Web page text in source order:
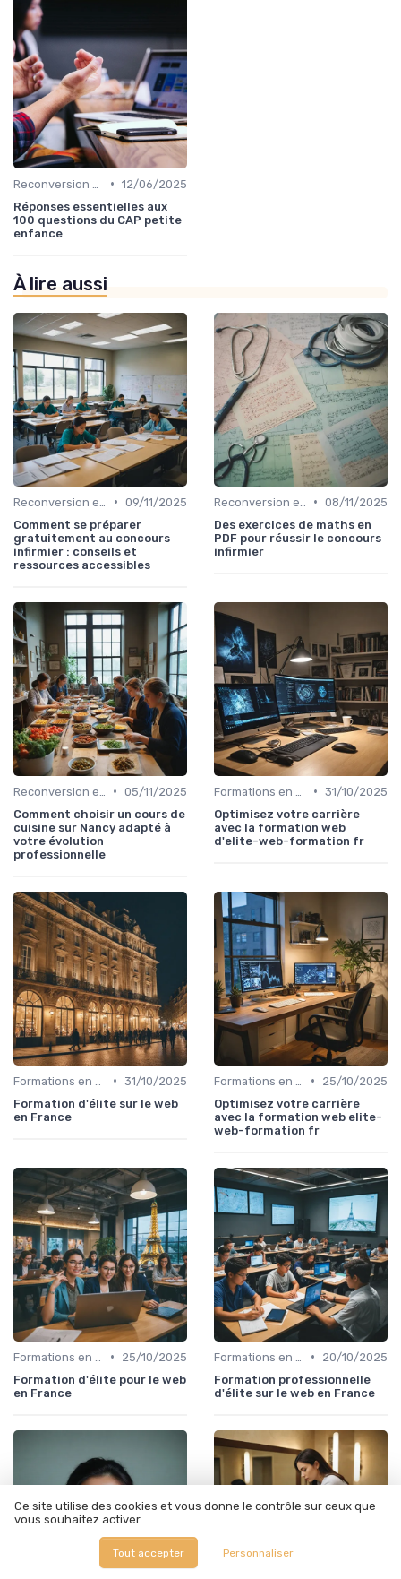
• 12/06/2025
Réponses essentielles aux
100 questions du CAP petite
enfance
À lire aussi
• 09/11/2025
Comment se préparer
gratuitement au concours
infirmier : conseils et
ressources accessibles
• 08/11/2025
Des exercices de maths en
PDF pour réussir le concours
infirmier
• 05/11/2025
Comment choisir un cours de
cuisine sur Nancy adapté à
votre évolution
professionnelle
• 31/10/2025
Optimisez votre carrière
avec la formation web
d'elite-web-formation fr
• 31/10/2025
Formation d'élite sur le web
en France
•
25/10/2025
Optimisez votre carrière
avec la formation web elite-
web-formation fr
•
25/10/2025
Formation d'élite pour le web
en France
•
20/10/2025
Formation professionnelle
d'élite sur le web en France
Ce site utilise des cookies et vous donne le contrôle sur ceux que
vous souhaitez activer
Tout accepter Personnaliser